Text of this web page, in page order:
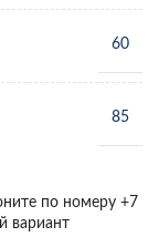
60
85
по номеру +7
вариант